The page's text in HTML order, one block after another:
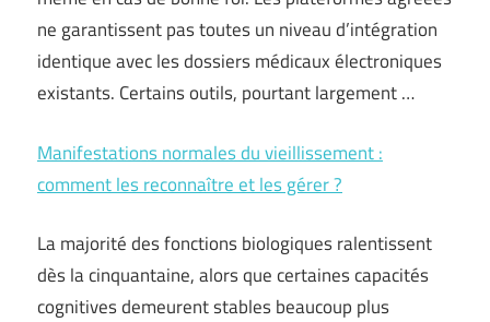
ne garantissent pas toutes un niveau d’intégration
identique avec les dossiers médicaux électroniques
existants. Certains outils, pourtant largement …
Manifestations normales du vieillissement :
comment les reconnaître et les gérer ?
La majorité des fonctions biologiques ralentissent
dès la cinquantaine, alors que certaines capacités
cognitives demeurent stables beaucoup plus